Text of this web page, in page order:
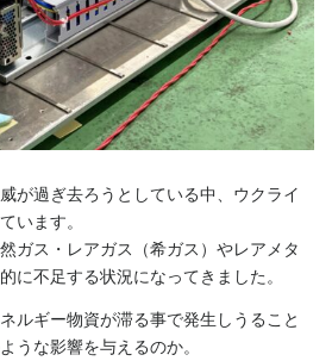
が過ぎ去ろうとしている中、ウクライ
います。
ガス・レアガス（希ガス）やレアメタ
に不足する状況になってきました。
ルギー物資が滞る事で発生しうること
うな影響を与えるのか。